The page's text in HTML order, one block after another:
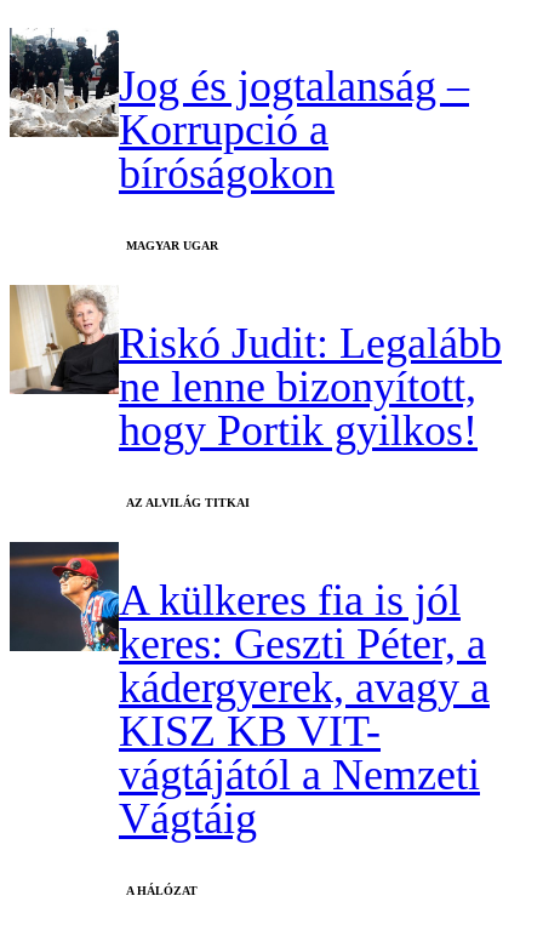
Jog és jogtalanság –
Korrupció a
bíróságokon
MAGYAR UGAR
Riskó Judit: Legalább
ne lenne bizonyított,
hogy Portik gyilkos!
AZ ALVILÁG TITKAI
A külkeres fia is jól
keres: Geszti Péter, a
kádergyerek, avagy a
KISZ KB VIT-
vágtájától a Nemzeti
Vágtáig
A HÁLÓZAT